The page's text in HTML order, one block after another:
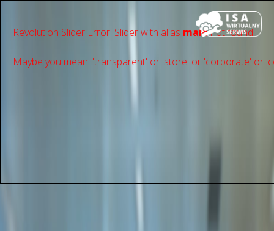
Revolution Slider Error: Slider with alias mainnot found.
Maybe you mean: 'transparent' or 'store' or 'сorporate' or